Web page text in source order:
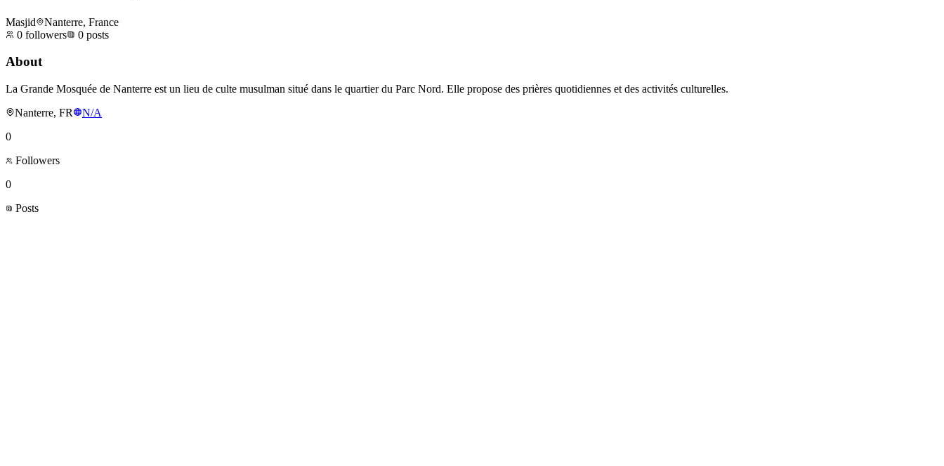
Masjid
Nanterre, France
0 followers 0 posts
About
La Grande Mosquée de Nanterre est un lieu de culte musulman situé dans le quartier du Parc Nord. Elle propose des prières quotidiennes et des activités culturelles.
Nanterre, FR
N/A
0
Followers
0
Posts